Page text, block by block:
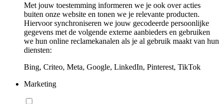
Met jouw toestemming informeren we je ook over acties
buiten onze website en tonen we je relevante producten.
Hiervoor synchroniseren we jouw gecodeerde persoonlijke
gegevens met de volgende externe aanbieders en gebruiken
we hun online reclamekanalen als je al gebruik maakt van hun
diensten:
Bing, Criteo, Meta, Google, LinkedIn, Pinterest, TikTok
Marketing